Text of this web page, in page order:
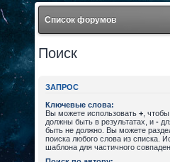
Список форумов
Поиск
ЗАПРОС
Ключевые слова:
Вы можете использовать + ,
должны быть в результатах, и -
быть не должно. Вы можете
поиска любого слова из списка.
шаблона для частичного